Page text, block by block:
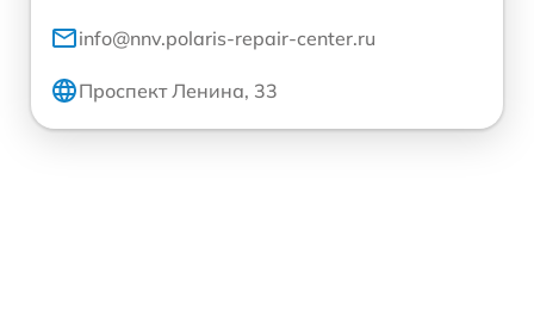
info@nnv.polaris-repair-center.ru
Проспект Ленина, 33